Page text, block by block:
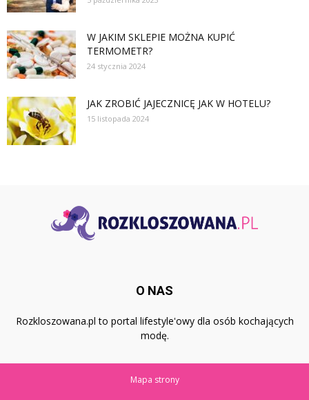
W JAKIM SKLEPIE MOŻNA KUPIĆ
TERMOMETR?
24 stycznia 2024
JAK ZROBIĆ JAJECZNICĘ JAK W HOTELU?
15 listopada 2024
O NAS
Rozkloszowana.pl to portal lifestyle'owy dla osób kochających
modę.
Mapa strony